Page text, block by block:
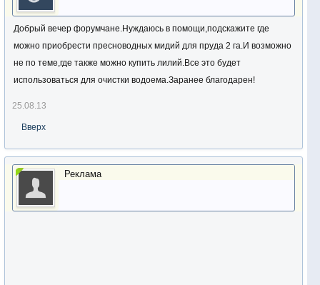
Добрый вечер форумчане.Нуждаюсь в помощи,подскажите где
можно приобрести пресноводных мидий для пруда 2 га.И возможно
не по теме,где также можно купить лилий.Все это будет
использоваться для очистки водоема.Заранее благодарен!
25.08.13
Вверх
Реклама